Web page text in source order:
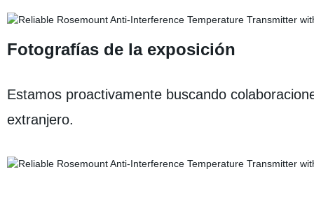
Fotografías de la exposición
Estamos proactivamente buscando
extranjero.